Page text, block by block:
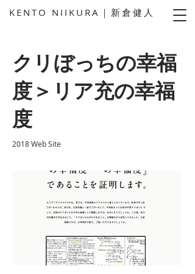
KENTO NIIKURA｜新倉健人
クリぼっちの幸福
度＞リア充の幸福
度
2018 Web Site